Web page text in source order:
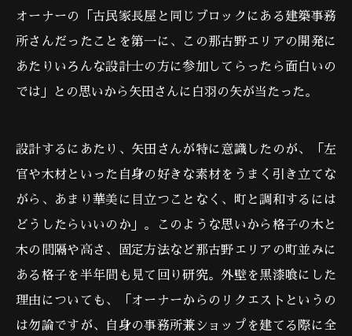
オーナーの「古民家長屋と同じブロックにある建築事務
所さんだったことを第一に、この那古野エリアの開発に
あたりいろんな設計士の方に参加してらったら面白いの
では」との思いから矢田さんに白羽の矢が当たった。
設計するにあたり、矢田さんが特に意識したのが、「左
官や木材といった自身の好きな素材をうまく引き立てな
がら、あまり華美に目立つことなく、町と調和するには
どうしたらいいのか」。このような思いから格子の木と
木の間隔や高さ、固定方法など那古野エリアの町並みに
ある格子を半年間も見て回り研究。外壁を黒漆喰にした
理由についても、「オーナーからのリクエストというの
は勿論ですが、自身の事務所兼ショップを建てる際に全